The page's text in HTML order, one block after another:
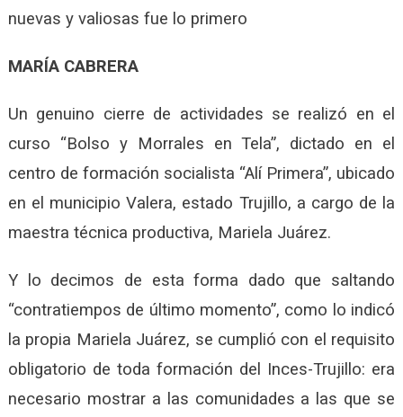
nuevas y valiosas fue lo primero
MARÍA CABRERA
Un genuino cierre de actividades se realizó en el
curso “Bolso y Morrales en Tela”, dictado en el
centro de formación socialista “Alí Primera”, ubicado
en el municipio Valera, estado Trujillo, a cargo de la
maestra técnica productiva, Mariela Juárez.
Y lo decimos de esta forma dado que saltando
“contratiempos de último momento”, como lo indicó
la propia Mariela Juárez, se cumplió con el requisito
obligatorio de toda formación del Inces-Trujillo: era
necesario mostrar a las comunidades a las que se